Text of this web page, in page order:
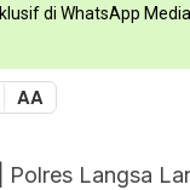
di WhatsApp
AA
Polres Langsa